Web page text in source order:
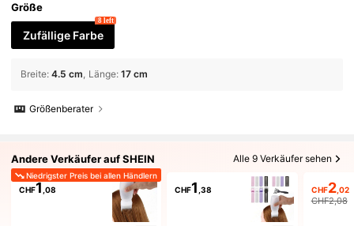
Größe
Zufällige Farbe
8 left
Breite: 4.5 cm Länge: 17 cm
Größenberater
Andere Verkäufer auf SHEIN Alle 9 Verkäufer sehen
Niedrigster Preis bei allen Händlern
CHF1 ,08 CHF1 ,38 CHF2,02
CHF2,08